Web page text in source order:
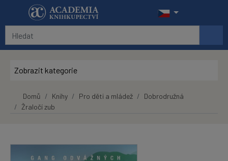
Přeskočit na hlavní obsah
Zobrazit kategorie
Domů Knihy Pro děti a mládež
Dobrodružná
Žraločí zub